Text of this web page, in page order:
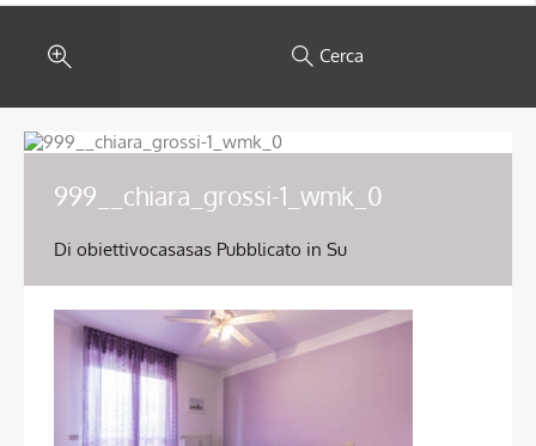
Cerca
999__chiara_grossi-1_wmk_0
Di obiettivocasasas Pubblicato in Su